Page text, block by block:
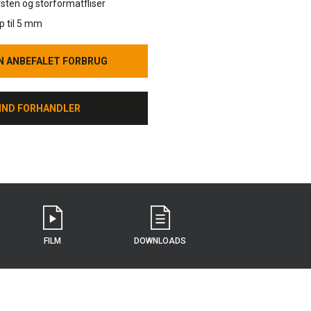
og storformatfliser
til 5 mm
ANBEFALET FORBRUG
ANBEFALET FORBRUG
FORHANDLER
FORHANDLER
FILM DOWNLOADS